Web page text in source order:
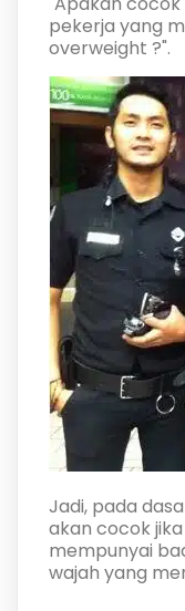
pekerja yang
overweight ?".
Jadi, pada
akan cocok
mempunyai
wajah yang